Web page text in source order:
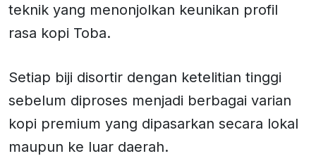
teknik yang menonjolkan keunikan profil
rasa kopi Toba.
Setiap biji disortir dengan ketelitian tinggi
sebelum diproses menjadi berbagai varian
kopi premium yang dipasarkan secara lokal
maupun ke luar daerah.